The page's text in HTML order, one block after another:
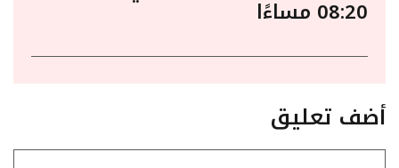
08:20 مساءًا
أضف تعليق